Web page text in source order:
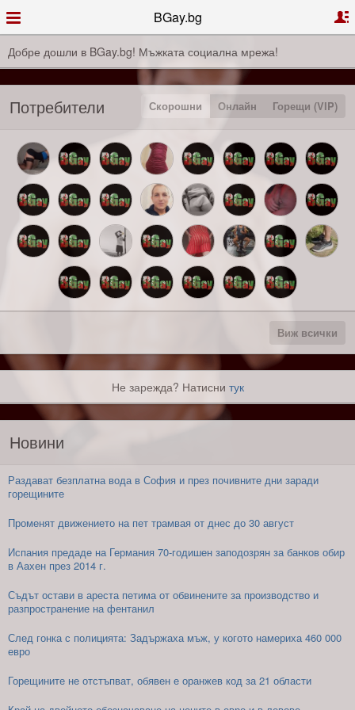
BGay.bg
Добре дошли в BGay.bg! Мъжката социална мрежа!
Потребители Скорошни Онлайн Горещи (VIP)
Виж всички
Не зарежда? Натисни тук
Новини
Раздават безплатна вода в София и през почивните дни заради
горещините
Променят движението на пет трамвая от днес до 30 август
Испания предаде на Германия 70-годишен заподозрян за банков обир
в Аахен през 2014 г.
Съдът остави в ареста петима от обвинените за производство и
разпространение на фентанил
След гонка с полицията: Задържаха мъж, у когото намериха 460 000
евро
Горещините не отстъпват, обявен е оранжев код за 21 области